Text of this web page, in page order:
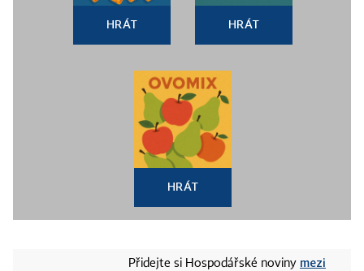
HRÁT HRÁT
HRÁT
Přidejte si Hospodářské noviny mezi